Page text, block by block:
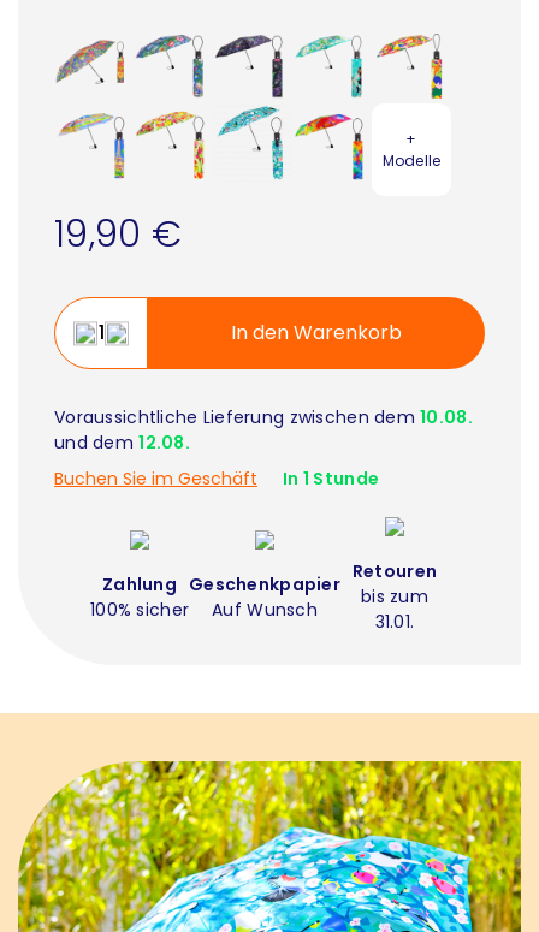
+
Modelle
19,90 €
In den Warenkorb
Voraussichtliche Lieferung zwischen dem10.08.
und dem12.08.
Buchen Sie im Geschäft
In 1 Stunde
Zahlung
100% sicher
Geschenkpapier
Auf Wunsch
Retouren
bis zum
31.01.